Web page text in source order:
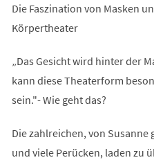
Die Faszination von Masken
Körpertheater
„Das Gesicht wird hinter der
kann diese Theaterform
sein."- Wie geht das?
Die zahlreichen, von
und viele Perücken, laden zu